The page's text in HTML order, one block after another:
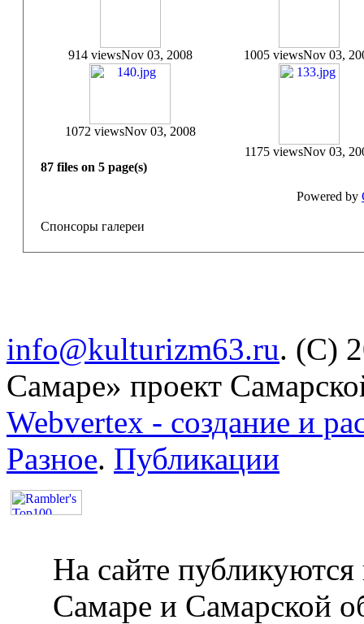
914 viewsNov 03, 2008 1005 viewsNov 03,
1072 viewsNov 03, 2008
1175 viewsNov 03,
87 files on 5 page(s)
Powered by
Спонсоры галереи
info@kulturizm63.ru. (C)
Самаре» проект
Webvertex - создание и
Разное. Публикации
На сайте публикуются
Самаре и Самарской